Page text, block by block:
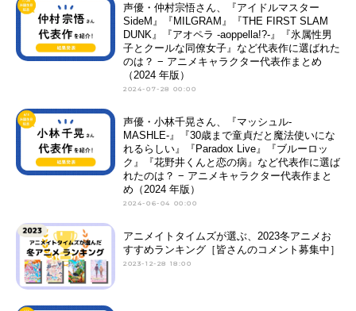
声優・仲村宗悟さん、『アイドルマスター
SideM』『MILGRAM』『THE FIRST SLAM
DUNK』『アオペラ -aoppella!?-』『氷属性男
子とクールな同僚女子』など代表作に選ばれた
のは？ − アニメキャラクター代表作まとめ
（2024 年版）
2024-07-28 00:00
声優・小林千晃さん、『マッシュル-
MASHLE-』『30歳まで童貞だと魔法使いにな
れるらしい』『Paradox Live』『ブルーロッ
ク』『花野井くんと恋の病』など代表作に選ば
れたのは？ − アニメキャラクター代表作まと
め（2024 年版）
2024-06-04 00:00
アニメイトタイムズが選ぶ、2023冬アニメお
すすめランキング［皆さんのコメント募集中］
2023-12-28 18:00